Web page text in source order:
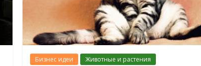
Бизнес идеи Животные и растения